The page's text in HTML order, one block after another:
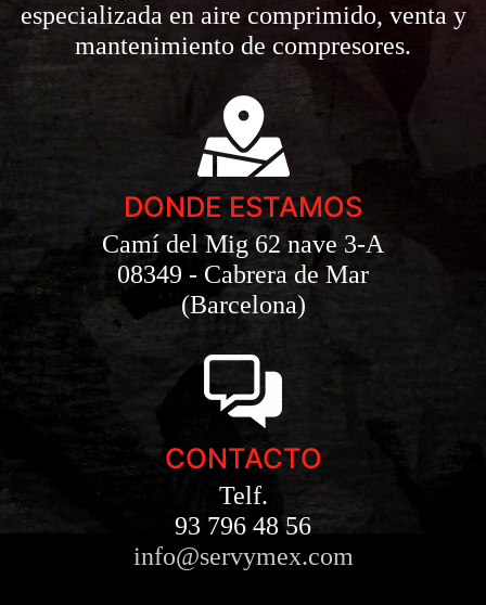
especializada en aire comprimido, venta y
mantenimiento de compresores.
DONDE ESTAMOS
Camí del Mig 62 nave 3-A
08349 - Cabrera de Mar
(Barcelona)
CONTACTO
Telf.
93 796 48 56
info@servymex.com